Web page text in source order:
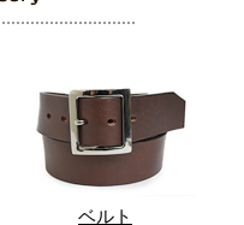
ベルト